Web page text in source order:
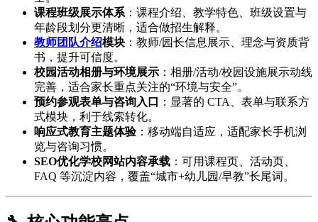
课程班级展示体系 ：课程介绍、教学特色、班级设置与
年龄段划分更清晰，适合做招生解释。
教师团队介绍模块 ：教师/园长信息展示、理念与资质背
书，提升可信度。
校园活动相册与环境展示 ：相册/活动/校园设施展示动线
完善，适合家长重点关注的“环境与安全”。
预约参观表单与咨询入口
：显著的 CTA、表单与联系方
式模块，利于线索转化。
响应式教育主题体验：移动端自适应，适配家长手机浏
览与咨询习惯。
SEO优化学校网站内容承载 ：可用课程页、活动页、
FAQ 等沉淀内容，覆盖“城市+幼儿园/早教”长尾词。